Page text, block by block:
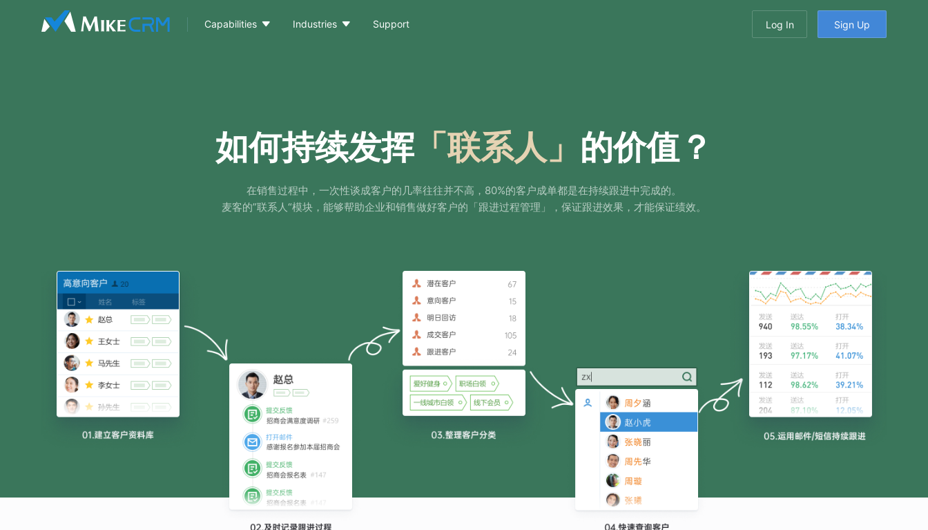
Capabilities  Industries  Support Log In Sign Up
如何持续发挥 「联系人」 的价值？
在销售过程中，一次性谈成客户的几率往往并不高，80%的客户成单都是在持续跟进中完成的。
麦客的”联系人“模块，能够帮助企业和销售做好客户的「跟进过程管理」，保证跟进效果，才能保证绩效。